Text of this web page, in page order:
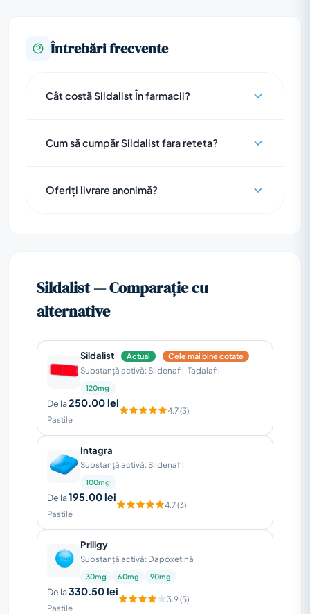
Întrebări frecvente
Cât costã Sildalist În farmacii?
Cum să cumpăr Sildalist fara reteta?
Oferiți livrare anonimă?
Sildalist — Comparație cu
alternative
Sildalist Actual Cele mai bine cotate
Substanță activă: Sildenafil, Tadalafil
120mg
De la250.00 lei
Pastile
4.7 (3)
Intagra
Substanță activă: Sildenafil
100mg
De la195.00 lei
Pastile
4.7 (3)
Priligy
Substanță activă: Dapoxetină
30mg 60mg 90mg
De la330.50 lei
Pastile
3.9 (5)